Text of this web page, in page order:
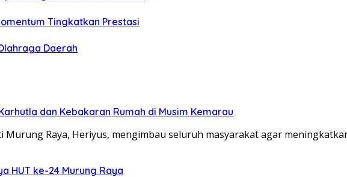
Tingkatkan Prestasi
Daerah
dan Kebakaran Rumah di Musim Kemarau
Murung Raya, Heriyus, mengimbau seluruh masyarakat agar
HUT ke-24 Murung Raya